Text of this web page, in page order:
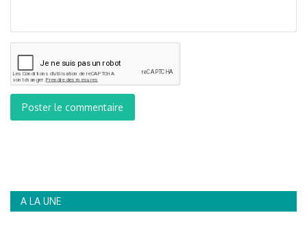
Poster le commentaire
A LA UNE